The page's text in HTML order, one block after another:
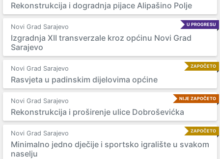
Rekonstrukcija i dogradnja pijace Alipašino Polje
U PROGRESU
Novi Grad Sarajevo
Izgradnja XII transverzale kroz općinu Novi Grad
Sarajevo
ZAPOČETO
Novi Grad Sarajevo
Rasvjeta u padinskim dijelovima općine
NIJE ZAPOČETO
Novi Grad Sarajevo
Rekonstrukcija i proširenje ulice Dobroševićka
ZAPOČETO
Novi Grad Sarajevo
Minimalno jedno dječije i sportsko igralište u svakom
naselju